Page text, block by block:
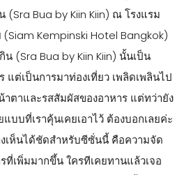
(Sra Bua by Kiin Kiin) ณ โรงแรม
(Siam Kempinski Hotel Bangkok)
(Sra Bua by Kiin Kiin) นั้นเป็น
แต่เป็นการมาท่องเที่ยว เพลิดเพลินไป
ตาและรสสัมผัสของอาหาร แต่ทว่ายัง
บบที่เราคุ้นเคยเอาไว้ ต้องบอกเลยค่ะ
เห็นได้ชัดสำหรับซีซั่นนี้ คือความจัด
ที่เพิ่มมากขึ้น ใครทีเคยทานแล้วเจอ